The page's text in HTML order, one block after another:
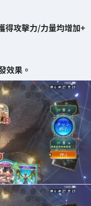
得攻擊力/力量均增加+
效果。